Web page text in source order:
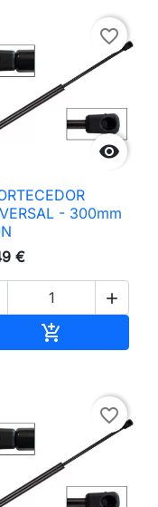

favorite_border
- 300mm
€


favorite_border